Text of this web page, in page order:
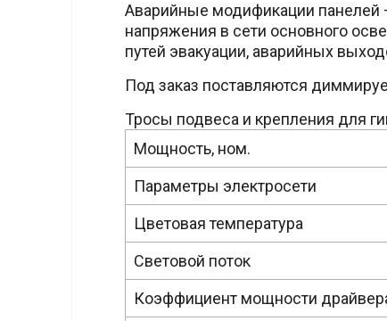
Аварийные модификации панелей
напряжения в сети основного
путей эвакуации, аварийных
Под заказ поставляются
Тросы подвеса и крепления для
Мощность, ном.
Параметры электросети
Цветовая температура
Световой поток
Коэффициент мощности